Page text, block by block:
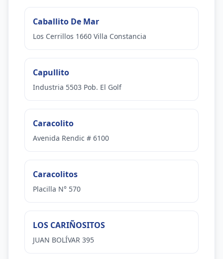
Caballito De Mar
Los Cerrillos 1660 Villa Constancia
Capullito
Industria 5503 Pob. El Golf
Caracolito
Avenida Rendic # 6100
Caracolitos
Placilla N° 570
LOS CARIÑOSITOS
JUAN BOLÍVAR 395